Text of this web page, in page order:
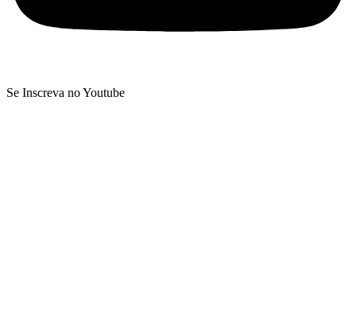
Se Inscreva no Youtube